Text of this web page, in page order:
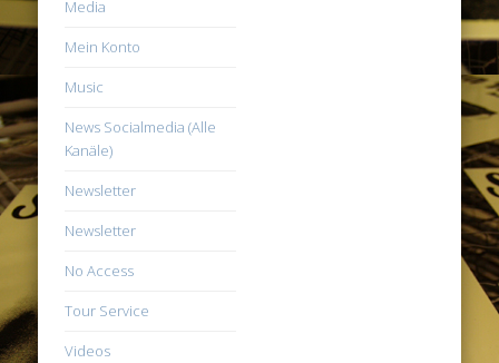
Media
Mein Konto
Music
News Socialmedia (Alle
Kanäle)
Newsletter
Newsletter
No Access
Tour Service
Videos